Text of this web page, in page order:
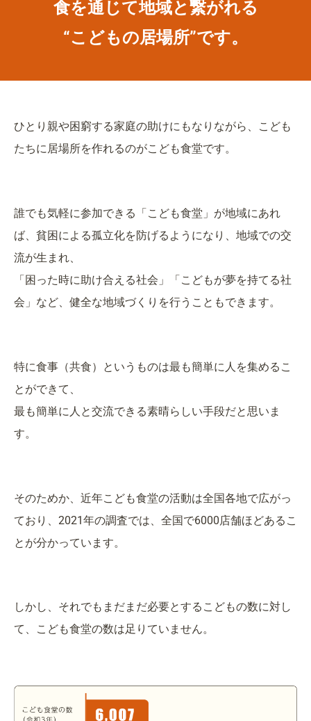
食を通じて地域と繋がれる
“こどもの居場所”です。
ひとり親や困窮する家庭の助けにもなりながら、こども
たちに居場所を作れるのがこども食堂です。
誰でも気軽に参加できる「こども食堂」が地域にあれ
ば、貧困による孤立化を防げるようになり、地域での交
流が生まれ、
「困った時に助け合える社会」「こどもが夢を持てる社
会」など、健全な地域づくりを行うこともできます。
特に食事（共食）というものは最も簡単に人を集めるこ
とができて、
最も簡単に人と交流できる素晴らしい手段だと思いま
す。
そのためか、近年こども食堂の活動は全国各地で広がっ
ており、2021年の調査では、全国で6000店舗ほどあるこ
とが分かっています。
しかし、それでもまだまだ必要とするこどもの数に対し
て、こども食堂の数は足りていません。